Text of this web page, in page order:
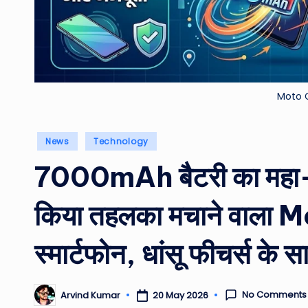
Moto
Posted
News Technology
7000mAh बैटरी का महा-
किया तहलका मचाने
स्मार्टफोन, धांसू फीचर्स के
PostedArvind Kumar 20 May 2026 No Comments